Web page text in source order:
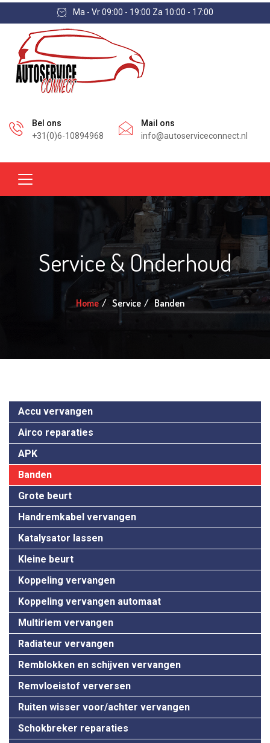
Ma - Vr 09:00 - 19:00 Za 10:00 - 17:00
Bel ons
+31(0)6-10894968
Mail ons
info@autoserviceconnect.nl
Service & Onderhoud
Home Service Banden
Accu vervangen
Airco reparaties
APK
Banden
Grote beurt
Handremkabel vervangen
Katalysator lassen
Kleine beurt
Koppeling vervangen
Koppeling vervangen automaat
Multiriem vervangen
Radiateur vervangen
Remblokken en schijven vervangen
Remvloeistof verversen
Ruiten wisser voor/achter vervangen
Schokbreker reparaties